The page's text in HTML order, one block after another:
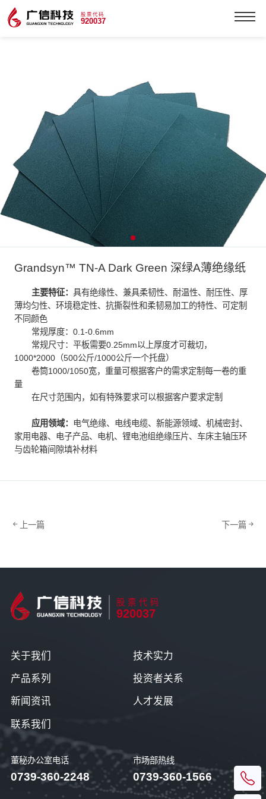
股票代码
920037
Grandsyn™ TN-A Dark Green 深绿A薄绝缘纸
主要特征： 具有绝缘性、兼具柔韧性、耐温性、耐压性、厚
薄均匀性、环境稳定性、抗撕裂性和柔韧易加工的特性、可定制
不同颜色
常规厚度：0.1-0.6mm
常规尺寸：平板需要0.25mm以上厚度才可裁切，
1000*2000（500公斤/1000公斤一个托盘）
卷筒1000/1050宽，重量可根据客户的需求定制每一卷的重
量
在尺寸范围内，如有特殊要求可以根据客户要求定制
应用领域： 电气绝缘、电线电缆、新能源领域、机械密封、
家用电器、电子产品、电机、锂电池组绝缘压片、车床主轴压环
与齿轮箱间隙填补材料
上一篇 下一篇
股票代码
920037
董秘办公室电话
0739-360-2248
市场部热线
0739-360-1566
关于我们 技术实力
产品系列 投资者关系
新闻资讯 人才发展
联系我们